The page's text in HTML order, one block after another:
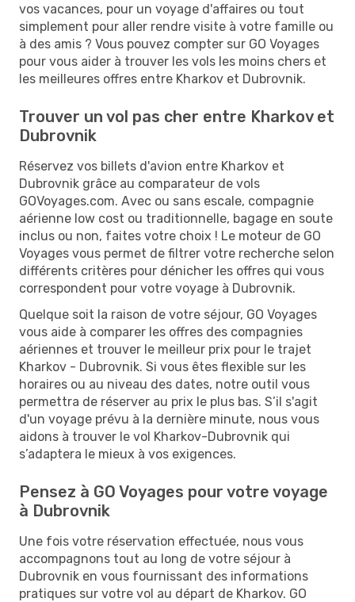
vos vacances, pour un voyage d'affaires ou tout
simplement pour aller rendre visite à votre famille ou
à des amis ? Vous pouvez compter sur GO Voyages
pour vous aider à trouver les vols les moins chers et
les meilleures offres entre Kharkov et Dubrovnik.
Trouver un vol pas cher entre Kharkov et
Dubrovnik
Réservez vos billets d'avion entre Kharkov et
Dubrovnik grâce au comparateur de vols
GOVoyages.com. Avec ou sans escale, compagnie
aérienne low cost ou traditionnelle, bagage en soute
inclus ou non, faites votre choix ! Le moteur de GO
Voyages vous permet de filtrer votre recherche selon
différents critères pour dénicher les offres qui vous
correspondent pour votre voyage à Dubrovnik.
Quelque soit la raison de votre séjour, GO Voyages
vous aide à comparer les offres des compagnies
aériennes et trouver le meilleur prix pour le trajet
Kharkov - Dubrovnik. Si vous êtes flexible sur les
horaires ou au niveau des dates, notre outil vous
permettra de réserver au prix le plus bas. S’il s'agit
d'un voyage prévu à la dernière minute, nous vous
aidons à trouver le vol Kharkov-Dubrovnik qui
s’adaptera le mieux à vos exigences.
Pensez à GO Voyages pour votre voyage
à Dubrovnik
Une fois votre réservation effectuée, nous vous
accompagnons tout au long de votre séjour à
Dubrovnik en vous fournissant des informations
pratiques sur votre vol au départ de Kharkov. GO